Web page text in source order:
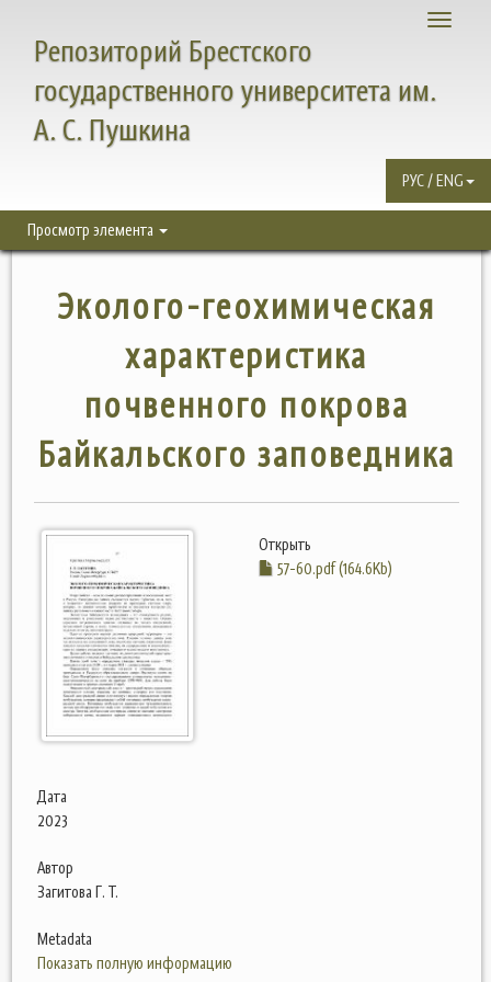
Toggle
Репозиторий Брестского
государственного университета им.
А. С. Пушкина
РУС / ENG
Просмотр элемента
Эколого-геохимическая
характеристика
почвенного покрова
Байкальского заповедника
Открыть
57-60.pdf (164.6Kb)
Дата
2023
Автор
Загитова Г. Т.
Metadata
Показать полную информацию